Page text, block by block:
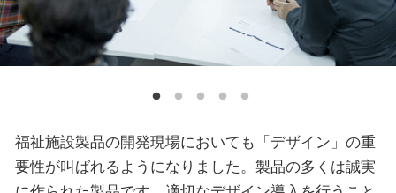
福祉施設製品の開発現場においても「デザイン」の重
要性が叫ばれるようになりました。製品の多くは誠実